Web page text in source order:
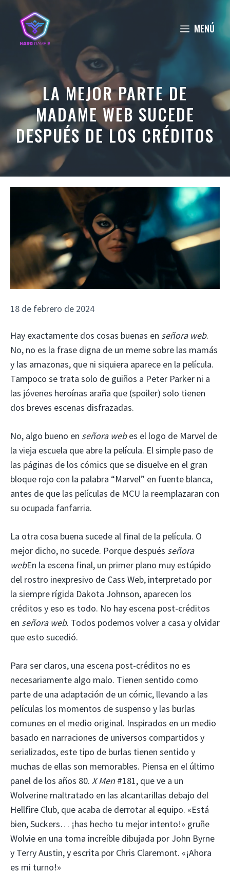
contenido
MENÚ
LA MEJOR PARTE DE
MADAME WEB SUCEDE
DESPUÉS DE LOS CRÉDITOS
18 de febrero de 2024
Hay exactamente dos cosas buenas en señora web.
No, no es la frase digna de un meme sobre las mamás
y las amazonas, que ni siquiera aparece en la película.
Tampoco se trata solo de guiños a Peter Parker ni a
las jóvenes heroínas araña que (spoiler) solo tienen
dos breves escenas disfrazadas.
No, algo bueno en señora webes el logo de Marvel de
la vieja escuela que abre la película. El simple paso de
las páginas de los cómics que se disuelve en el gran
bloque rojo con la palabra “Marvel” en fuente blanca,
antes de que las películas de MCU la reemplazaran con
su ocupada fanfarria.
La otra cosa buena sucede al final de la película. O
mejor dicho, no sucede. Porque después señora
webEn la escena final, un primer plano muy estúpido
del rostro inexpresivo de Cass Web, interpretado por
la siempre rígida Dakota Johnson, aparecen los
créditos y eso es todo. No hay escena post-créditos
en señora web. Todos podemos volver a casa y olvidar
que esto sucedió.
Para ser claros, una escena post-créditos no es
necesariamente algo malo. Tienen sentido como
parte de una adaptación de un cómic, llevando a las
películas los momentos de suspenso y las burlas
comunes en el medio original. Inspirados en un medio
basado en narraciones de universos compartidos y
serializados, este tipo de burlas tienen sentido y
muchas de ellas son memorables. Piensa en el último
panel de los años 80. X Men #181, que ve a un
Wolverine maltratado en las alcantarillas debajo del
Hellfire Club, que acaba de derrotar al equipo. «Está
bien, Suckers… ¡has hecho tu mejor intento!» gruñe
Wolvie en una toma increíble dibujada por John Byrne
y Terry Austin, y escrita por Chris Claremont. «¡Ahora
es mi turno!»